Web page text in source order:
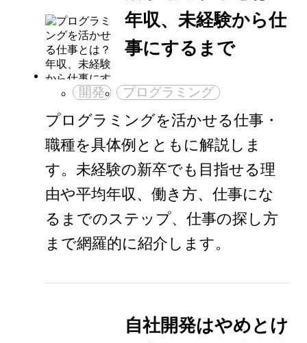
年収、未経験から仕
事にするまで
開発 プログラミング
プログラミングを活かせる仕事・
職種を具体例とともに解説しま
す。未経験の新卒でも目指せる理
由や平均年収、働き方、仕事にな
るまでのステップ、仕事の探し方
まで網羅的に紹介します。
自社開発はやめとけ